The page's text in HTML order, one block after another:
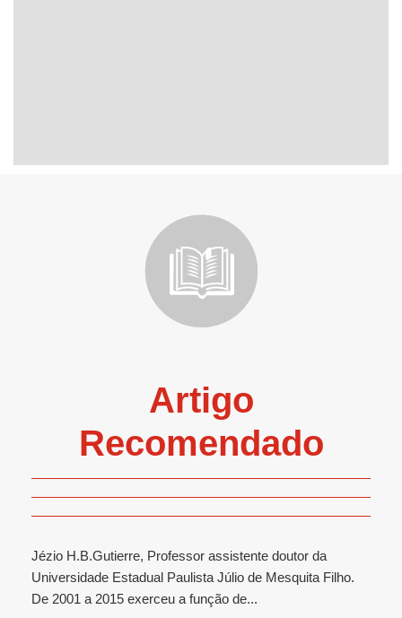
Artigo
Recomendado
Jézio H.B.Gutierre, Professor assistente doutor da
Universidade Estadual Paulista Júlio de Mesquita Filho.
De 2001 a 2015 exerceu a função de...